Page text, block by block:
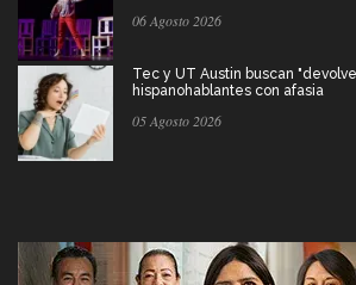
06 Agosto 2026
Tec y UT Austin buscan
hispanohablantes con afasia
05 Agosto 2026